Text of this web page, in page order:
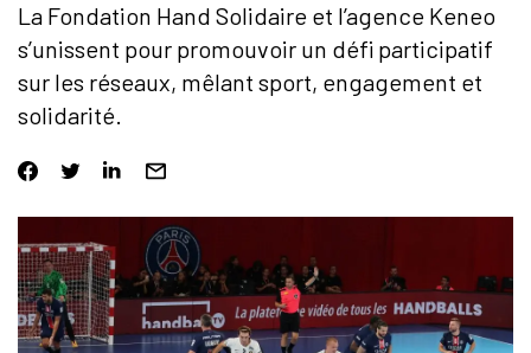
La Fondation Hand Solidaire et l’agence Keneo
s’unissent pour promouvoir un défi participatif
sur les réseaux, mêlant sport, engagement et
solidarité.